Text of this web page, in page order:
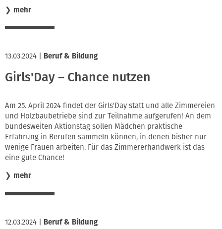
❯ mehr
13.03.2024 Beruf & Bildung
Girls'Day – Chance nutzen
Am 25. April 2024 findet der Girls'Day statt und alle Zimmereien
und Holzbaubetriebe sind zur Teilnahme aufgerufen! An dem
bundesweiten Aktionstag sollen Mädchen praktische
Erfahrung in Berufen sammeln können, in denen bisher nur
wenige Frauen arbeiten. Für das Zimmererhandwerk ist das
eine gute Chance!
❯ mehr
12.03.2024 Beruf & Bildung